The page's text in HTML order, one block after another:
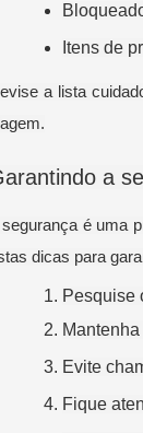
Itens de
a lista
a
segurança é uma
dicas para
Pesquise
Evite
Fique